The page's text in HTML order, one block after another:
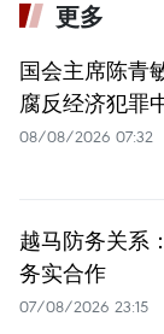
更多
国会主席陈青
腐反经济犯罪
08/08/2026 07:32
越马防务关系
务实合作
07/08/2026 23:15